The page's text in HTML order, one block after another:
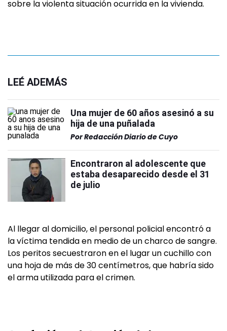
sobre la violenta situación ocurrida en la vivienda.
LEÉ ADEMÁS
Una mujer de 60 años asesinó a su
hija de una puñalada
PorRedacción Diario de Cuyo
Encontraron al adolescente que
estaba desaparecido desde el 31
de julio
Al llegar al domicilio, el personal policial encontró a
la víctima tendida en medio de un charco de sangre.
Los peritos secuestraron en el lugar un cuchillo con
una hoja de más de 30 centímetros, que habría sido
el arma utilizada para el crimen.